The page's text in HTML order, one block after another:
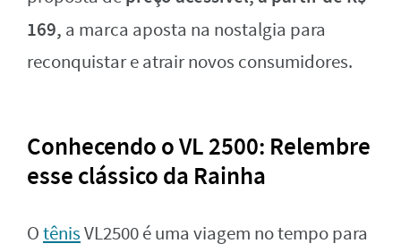
169, a marca aposta na nostalgia para
reconquistar e atrair novos consumidores.
Conhecendo o VL 2500: Relembre
esse clássico da Rainha
OtênisVL2500 é uma viagem no tempo para